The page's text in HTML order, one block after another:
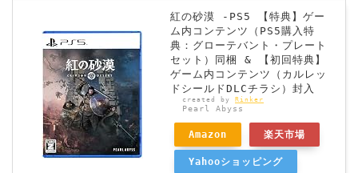
紅の砂漠 -PS5 【特典】ゲー
ム内コンテンツ（PS5購入特
典：グローテバント・プレート
セット）同梱 & 【初回特典】
ゲーム内コンテンツ（カルレッ
ドシールドDLCチラシ）封入
created by Rinker
Pearl Abyss
Amazon 楽天市場
Yahooショッピング